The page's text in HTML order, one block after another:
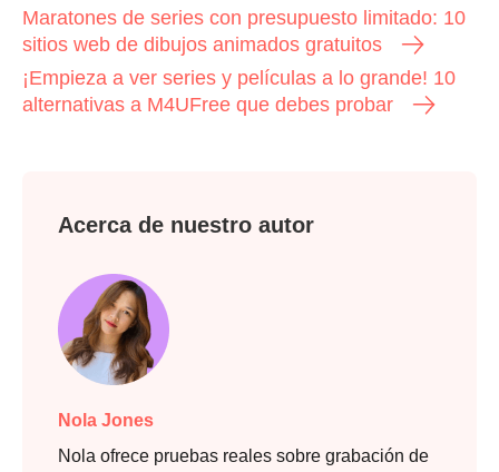
Maratones de series con presupuesto limitado: 10
sitios web de dibujos animados gratuitos
¡Empieza a ver series y películas a lo grande! 10
alternativas a M4UFree que debes probar
Acerca de nuestro autor
Nola Jones
Nola ofrece pruebas reales sobre grabación de